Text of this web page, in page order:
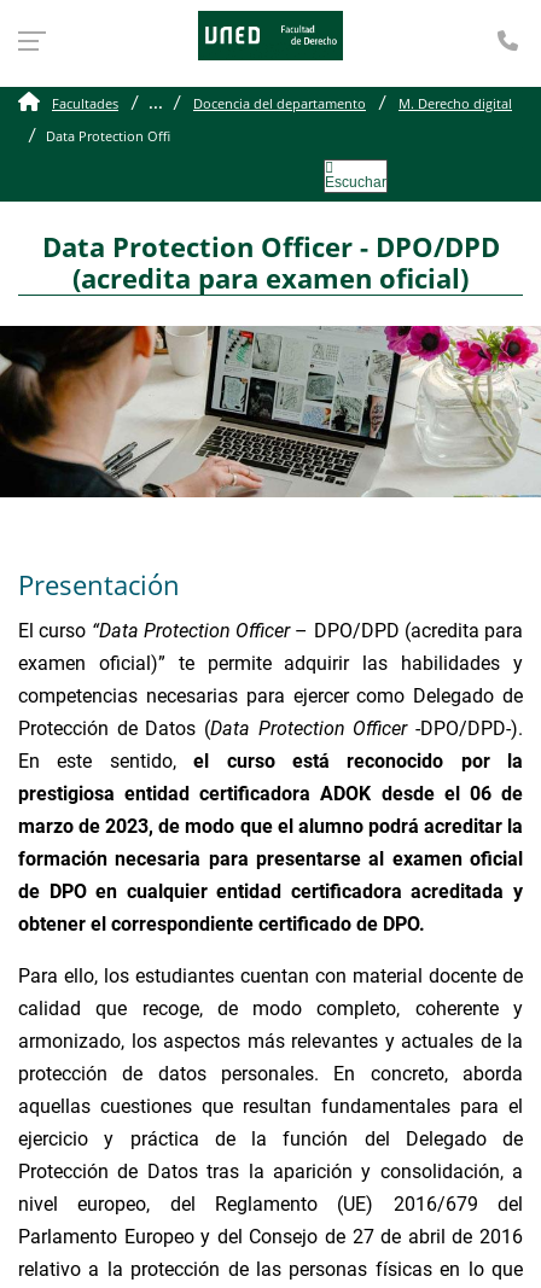
Data Protection Officer -
Facultades ... Docencia del departamento
M. Derecho digital
Data Protection Offi
Escuchar
Data Protection Officer - DPO/DPD
(acredita para examen oficial)
Presentación
El curso “Data Protection Officer– DPO/DPD (acredita para
examen oficial)” te permite adquirir las habilidades y
competencias necesarias para ejercer como Delegado de
Protección de Datos (Data Protection Officer -DPO/DPD-).
En este sentido,el curso está reconocido por la
prestigiosa entidad certificadora ADOK desde el 06 de
marzo de 2023, de modo que el alumno podrá acreditar la
formación necesaria para presentarse al examen oficial
de DPO en cualquier entidad certificadora acreditada y
obtener el correspondiente certificado de DPO.
Para ello, los estudiantes cuentan con material docente de
calidad que recoge, de modo completo, coherente y
armonizado, los aspectos más relevantes y actuales de la
protección de datos personales. En concreto, aborda
aquellas cuestiones que resultan fundamentales para el
ejercicio y práctica de la función del Delegado de
Protección de Datos tras la aparición y consolidación, a
nivel europeo, del Reglamento (UE) 2016/679 del
Parlamento Europeo y del Consejo de 27 de abril de 2016
relativo a la protección de las personas físicas en lo que